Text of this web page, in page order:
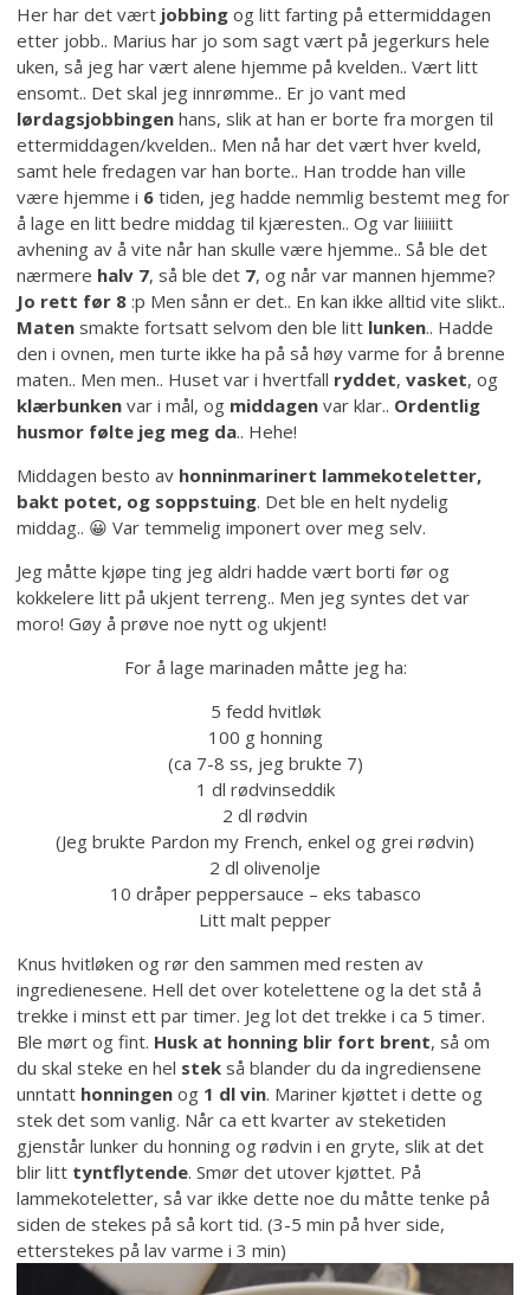
Her har det vært jobbing og litt farting på ettermiddagen
etter jobb.. Marius har jo som sagt vært på jegerkurs hele
uken, så jeg har vært alene hjemme på kvelden.. Vært litt
ensomt.. Det skal jeg innrømme.. Er jo vant med
lørdagsjobbingen hans, slik at han er borte fra morgen til
ettermiddagen/kvelden.. Men nå har det vært hver kveld,
samt hele fredagen var han borte.. Han trodde han ville
være hjemme i 6 tiden, jeg hadde nemmlig bestemt meg for
å lage en litt bedre middag til kjæresten.. Og var liiiiiitt
avhening av å vite når han skulle være hjemme.. Så ble det
nærmere halv 7, så ble det 7, og når var mannen hjemme?
Jo rett før 8 :p Men sånn er det.. En kan ikke alltid vite slikt..
Maten smakte fortsatt selvom den ble litt lunken.. Hadde
den i ovnen, men turte ikke ha på så høy varme for å brenne
maten.. Men men.. Huset var i hvertfall ryddet,vasket, og
klærbunken var i mål, og middagen var klar.. Ordentlig
husmor følte jeg meg da.. Hehe!
Middagen besto av honninmarinert lammekoteletter,
bakt potet, og soppstuing. Det ble en helt nydelig
middag.. 😀 Var temmelig imponert over meg selv.
Jeg måtte kjøpe ting jeg aldri hadde vært borti før og
kokkelere litt på ukjent terreng.. Men jeg syntes det var
moro! Gøy å prøve noe nytt og ukjent!
For å lage marinaden måtte jeg ha:
5 fedd hvitløk
100 g honning
(ca 7-8 ss, jeg brukte 7)
1 dl rødvinseddik
2 dl rødvin
(Jeg brukte Pardon my French, enkel og grei rødvin)
2 dl olivenolje
10 dråper peppersauce – eks tabasco
Litt malt pepper
Knus hvitløken og rør den sammen med resten av
ingredienesene. Hell det over kotelettene og la det stå å
trekke i minst ett par timer. Jeg lot det trekke i ca 5 timer.
Ble mørt og fint. Husk at honning blir fort brent, så om
du skal steke en hel stek så blander du da ingrediensene
unntatt honningen og 1 dl vin. Mariner kjøttet i dette og
stek det som vanlig. Når ca ett kvarter av steketiden
gjenstår lunker du honning og rødvin i en gryte, slik at det
blir litt tyntflytende. Smør det utover kjøttet. På
lammekoteletter, så var ikke dette noe du måtte tenke på
siden de stekes på så kort tid. (3-5 min på hver side,
etterstekes på lav varme i 3 min)